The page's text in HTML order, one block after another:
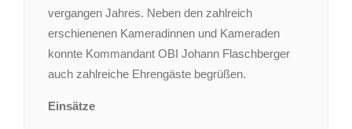
vergangen Jahres. Neben den zahlreich
erschienenen Kameradinnen und Kameraden
konnte Kommandant OBI Johann Flaschberger
auch zahlreiche Ehrengäste begrüßen.
Einsätze